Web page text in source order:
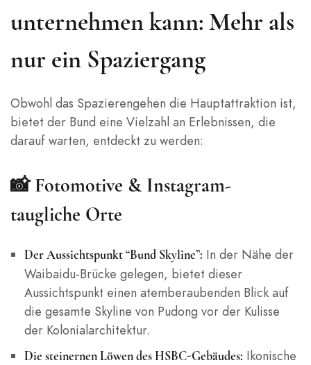
unternehmen kann: Mehr als
nur ein Spaziergang
Obwohl das Spazierengehen die Hauptattraktion ist,
bietet der Bund eine Vielzahl an Erlebnissen, die
darauf warten, entdeckt zu werden:
📸Fotomotive & Instagram-
taugliche Orte
Der Aussichtspunkt “Bund Skyline”: In der Nähe der
Waibaidu-Brücke gelegen, bietet dieser
Aussichtspunkt einen atemberaubenden Blick auf
die gesamte Skyline von Pudong vor der Kulisse
der Kolonialarchitektur.
Die steinernen Löwen des HSBC-Gebäudes: Ikonische